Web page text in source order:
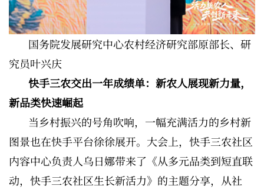
国务院发展研究中心农村经济研究部原部长、研
究员叶兴庆
快手三农交出一年成绩单：新农人展现新力量，
新品类快速崛起
当乡村振兴的号角吹响，一幅充满活力的乡村新
图景也在快手平台徐徐展开。大会上，快手三农社区
内容中心负责人乌日娜带来了《从多元品类到短直联
动，快手三农社区生长新活力》的主题分享，从社